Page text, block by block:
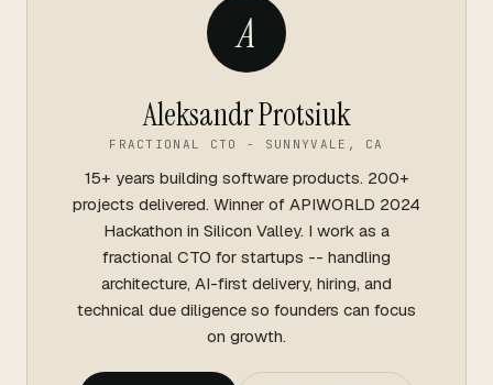
A
Aleksandr Protsiuk
FRACTIONAL CTO - SUNNYVALE, CA
15+ years building software products. 200+
projects delivered. Winner of APIWORLD 2024
Hackathon in Silicon Valley. I work as a
fractional CTO for startups -- handling
architecture, AI-first delivery, hiring, and
technical due diligence so founders can focus
on growth.